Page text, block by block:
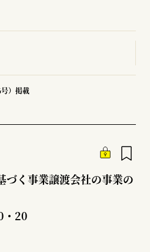
）掲載
づく事業譲渡会社の事業の
・20